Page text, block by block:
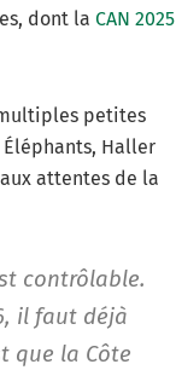
dont la CAN 2025
petites
Haller
attentes de la
contrôlable.
il faut déjà
que la Côte